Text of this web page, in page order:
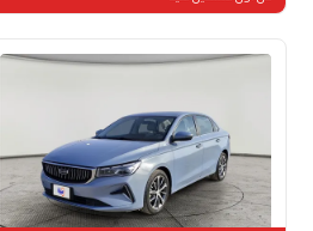
مستعملة 73,771 كم